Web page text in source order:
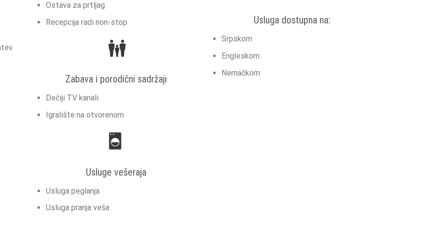
Ostava za prtljag
Recepcija radi non-stop
Zabava i porodični sadržaji
Dečiji TV kanali
Igralište na otvorenom
Usluge vešeraja
Usluga peglanja
Usluga pranja veša
Usluga dostupna na:
Srpskom
Engleskom
Nemačkom